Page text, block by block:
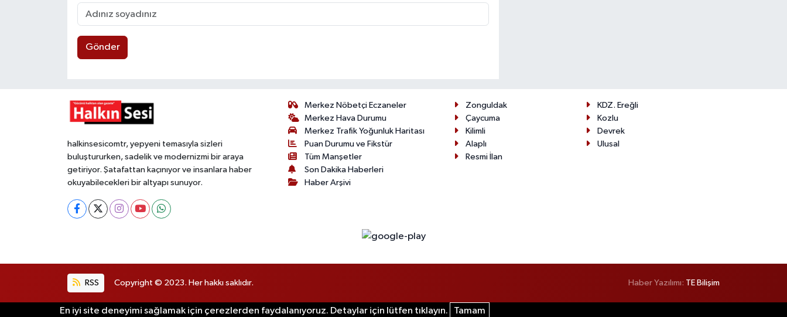
Gönder
halkinsesicomtr, yepyeni temasıyla sizleri
buluştururken, sadelik ve modernizmi bir araya
getiriyor. Şatafattan kaçınıyor ve insanlara haber
okuyabilecekleri bir altyapı sunuyor.
Merkez Nöbetçi Eczaneler
Merkez Hava Durumu
Merkez Trafik Yoğunluk Haritası
Puan Durumu ve Fikstür
Tüm Manşetler
Son Dakika Haberleri
Haber Arşivi
Zonguldak
KDZ. Ereğli
Çaycuma
Kozlu
Kilimli
Devrek
Alaplı
Ulusal
Resmi İlan
RSS Copyright © 2023. Her hakkı saklıdır. Haber Yazılımı: TE Bilişim
En iyi site deneyimi sağlamak için çerezlerden faydalanıyoruz. Detaylar için lütfen tıklayın. Tamam